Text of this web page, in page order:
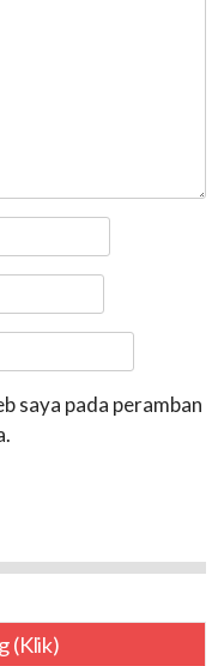
saya pada peramban
(klik)